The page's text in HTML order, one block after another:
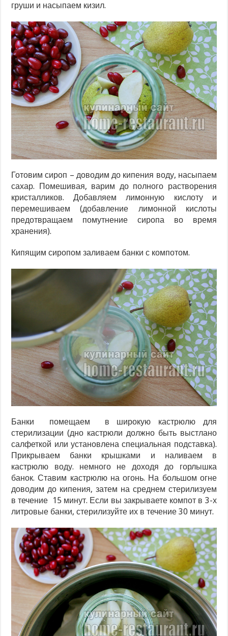
груши и насыпаем кизил.
Готовим сироп – доводим до кипения воду, насыпаем
сахар. Помешивая, варим до полного растворения
кристалликов. Добавляем лимонную кислоту и
перемешиваем (добавление лимонной кислоты
предотвращаем помутнение сиропа во время
хранения).
Кипящим сиропом заливаем банки с компотом.
Банки помещаем в широкую кастрюлю для
стерилизации (дно кастрюли должно быть выстлано
салфеткой или установлена специальная подставка).
Прикрываем банки крышками и наливаем в
кастрюлю воду. немного не доходя до горлышка
банок. Ставим кастрюлю на огонь. На большом огне
доводим до кипения, затем на среднем стерилизуем
в течение 15 минут. Если вы закрываете компот в 3-х
литровые банки, стерилизуйте их в течение 30 минут.